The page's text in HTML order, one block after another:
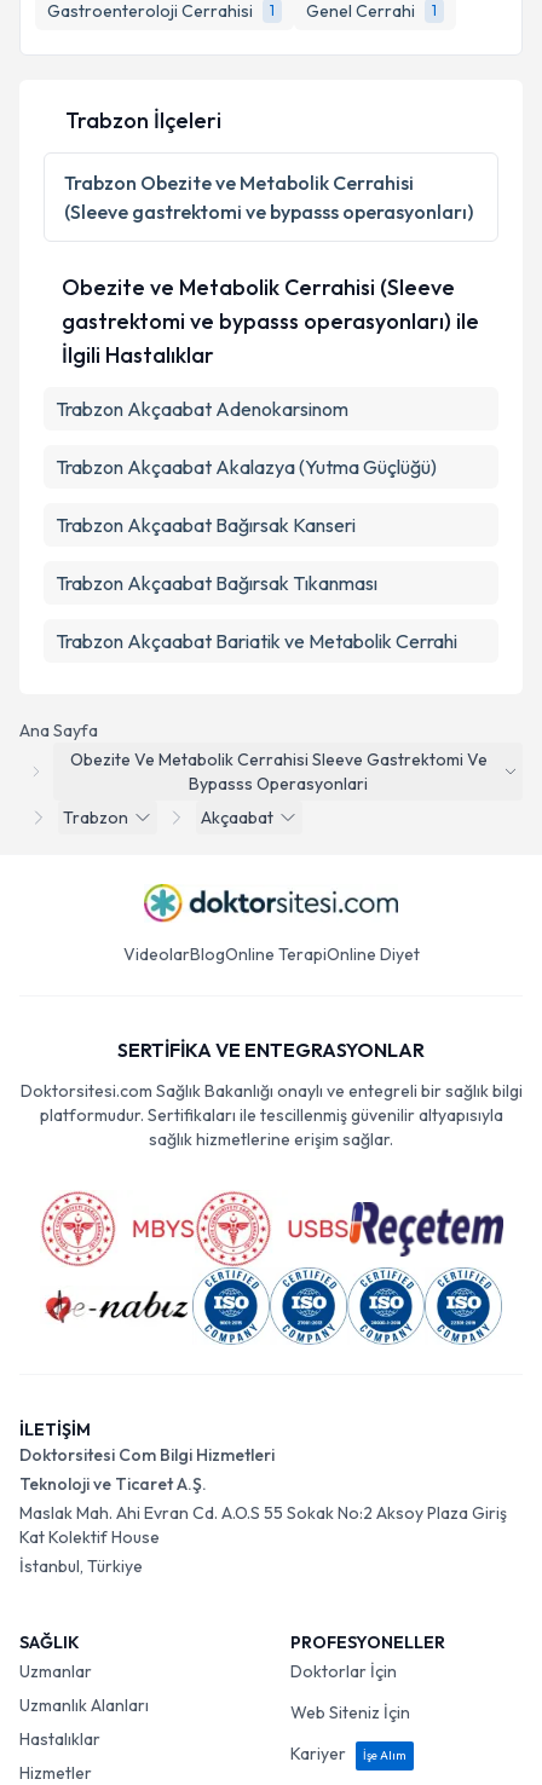
Gastroenteroloji Cerrahisi 1 Genel Cerrahi 1
bilgilendireceğiz.
E-posta Adresiniz
Kişisel verilerimin işlenmesine ilişkinAydınlatma
Metni'ni okudum ve kişisel verilerimin belirtilen
kapsamda işlenmesini kabul ediyorum.
Takvim Talebini Gönder
Ana Sayfa
Obezite Ve Metabolik Cerrahisi Sleeve Gastrektomi Ve
Bypasss Operasyonlari
Trabzon
Akçaabat
Trabzon İlçeleri
Trabzon Obezite ve Metabolik Cerrahisi
(Sleeve gastrektomi ve bypasss operasyonları)
Obezite ve Metabolik Cerrahisi (Sleeve
gastrektomi ve bypasss operasyonları) ile
İlgili Hastalıklar
Trabzon Akçaabat Adenokarsinom
Trabzon Akçaabat Akalazya (Yutma Güçlüğü)
Trabzon Akçaabat Bağırsak Kanseri
Trabzon Akçaabat Bağırsak Tıkanması
Trabzon Akçaabat Bariatik ve Metabolik Cerrahi
VideolarBlogOnline TerapiOnline Diyet
SERTİFİKA VE ENTEGRASYONLAR
Doktorsitesi.com Sağlık Bakanlığı onaylı ve entegreli bir sağlık bilgi
platformudur. Sertifikaları ile tescillenmiş güvenilir altyapısıyla
sağlık hizmetlerine erişim sağlar.
İLETİŞİM
Doktorsitesi Com Bilgi Hizmetleri
Teknoloji ve Ticaret A.Ş.
Maslak Mah. Ahi Evran Cd. A.O.S 55 Sokak No:2 Aksoy Plaza Giriş
Kat Kolektif House
İstanbul, Türkiye
SAĞLIK
Uzmanlar
Uzmanlık Alanları
Hastalıklar
Hizmetler
PROFESYONELLER
Doktorlar İçin
Web Siteniz İçin
Kariyer
İşe Alım